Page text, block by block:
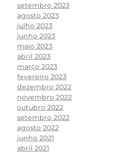
setembro 2023
agosto 2023
julho 2023
junho 2023
maio 2023
abril 2023
março 2023
fevereiro 2023
dezembro 2022
novembro 2022
outubro 2022
setembro 2022
agosto 2022
junho 2021
abril 2021